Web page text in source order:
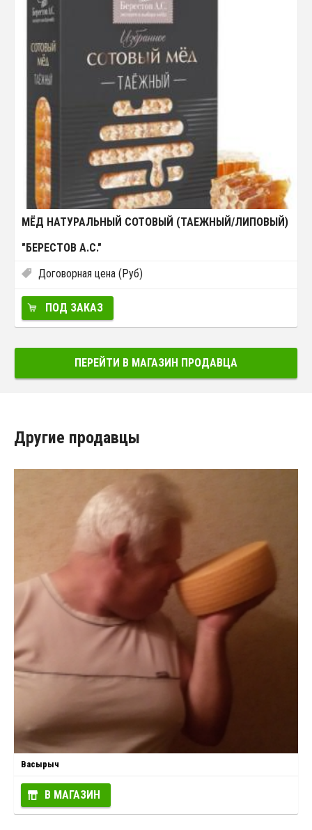
МЁД НАТУРАЛЬНЫЙ СОТОВЫЙ (ТАЕЖНЫЙ/ЛИПОВЫЙ)
"БЕРЕСТОВ А.С."
Договорная цена (Руб)
ПОД ЗАКАЗ
ПЕРЕЙТИ В МАГАЗИН ПРОДАВЦА
Другие продавцы
Васырыч
В МАГАЗИН